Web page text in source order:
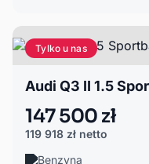
Tylko u nas
147 500 zł
119 918 zł netto
Benzyna